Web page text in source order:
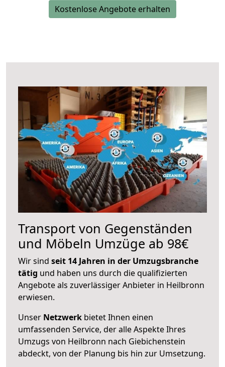
Kostenlose Angebote erhalten
Transport von Gegenständen
und Möbeln Umzüge ab 98€
Wir sind seit 14 Jahren in der Umzugsbranche
tätig und haben uns durch die qualifizierten
Angebote als zuverlässiger Anbieter in Heilbronn
erwiesen.
Unser Netzwerk bietet Ihnen einen
umfassenden Service, der alle Aspekte Ihres
Umzugs von Heilbronn nach Giebichenstein
abdeckt, von der Planung bis hin zur Umsetzung.